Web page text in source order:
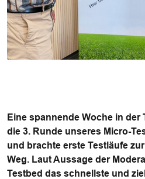
Eine spannende Woche in der
die 3. Runde unseres Micro-
und brachte erste Testläufe
Weg. Laut Aussage der
Testbed das schnellste und